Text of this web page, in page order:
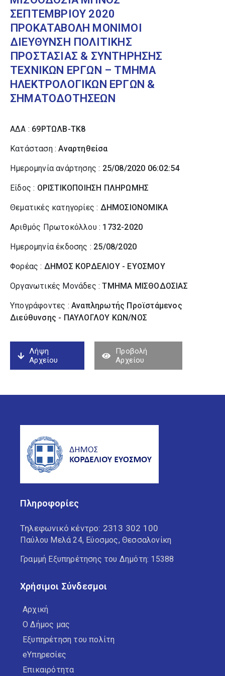
ΣΕΠΤΕΜΒΡΙΟΥ 2020
ΠΡΟΚΑΤΑΒΟΛΗ ΜΟΝΙΜΟΙ
ΔΙΕΥΘΥΝΣΗ ΠΟΛΙΤΙΚΗΣ
ΠΡΟΣΤΑΣΙΑΣ & ΣΥΝΤΗΡΗΣΗΣ
ΤΕΧΝΙΚΩΝ ΕΡΓΩΝ – ΤΜΗΜΑ
ΗΛΕΚΤΡΟΛΟΓΙΚΩΝ ΕΡΓΩΝ &
ΣΗΜΑΤΟΔΟΤΗΣΕΩΝ
ΑΔΑ : 69ΡΤΩΛΒ-ΤΚ8
Κατάσταση :Αναρτηθείσα
Ημερομηνία ανάρτησης : 25/08/2020 06:02:54
Είδος : ΟΡΙΣΤΙΚΟΠΟΙΗΣΗ ΠΛΗΡΩΜΗΣ
Θεματικές κατηγορίες : ΔΗΜΟΣΙΟΝΟΜΙΚΑ
Αριθμός Πρωτοκόλλου : 1732-2020
Ημερομηνία έκδοσης : 25/08/2020
Φορέας : ΔΗΜΟΣ ΚΟΡΔΕΛΙΟΥ - ΕΥΟΣΜΟΥ
Οργανωτικές Μονάδες :ΤΜΗΜΑ ΜΙΣΘΟΔΟΣΙΑΣ
Υπογράφοντες : Αναπληρωτής Προϊστάμενος
Διεύθυνσης - ΠΑΥΛΟΓΛΟΥ ΚΩΝ/ΝΟΣ
Λήψη
Αρχείου
Προβολή
Αρχείου
Πληροφορίες
Τηλεφωνικό κέντρο: 2313 302 100
Παύλου Μελά 24, Εύοσμος, Θεσσαλονίκη
Γραμμή Εξυπηρέτησης του Δημότη: 15388
Χρήσιμοι Σύνδεσμοι
Αρχική
Ο Δήμος μας
Εξυπηρέτηση του πολίτη
eΥπηρεσίες
Επικαιρότητα